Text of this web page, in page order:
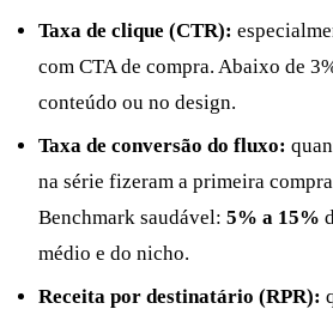
Taxa de clique (CTR):
com CTA de compra. Abaixo de
conteúdo ou no design.
Taxa de conversão do fluxo:
na série fizeram a primeira
Benchmark saudável: 5% a 15%
médio e do nicho.
Receita por destinatário (RPR):